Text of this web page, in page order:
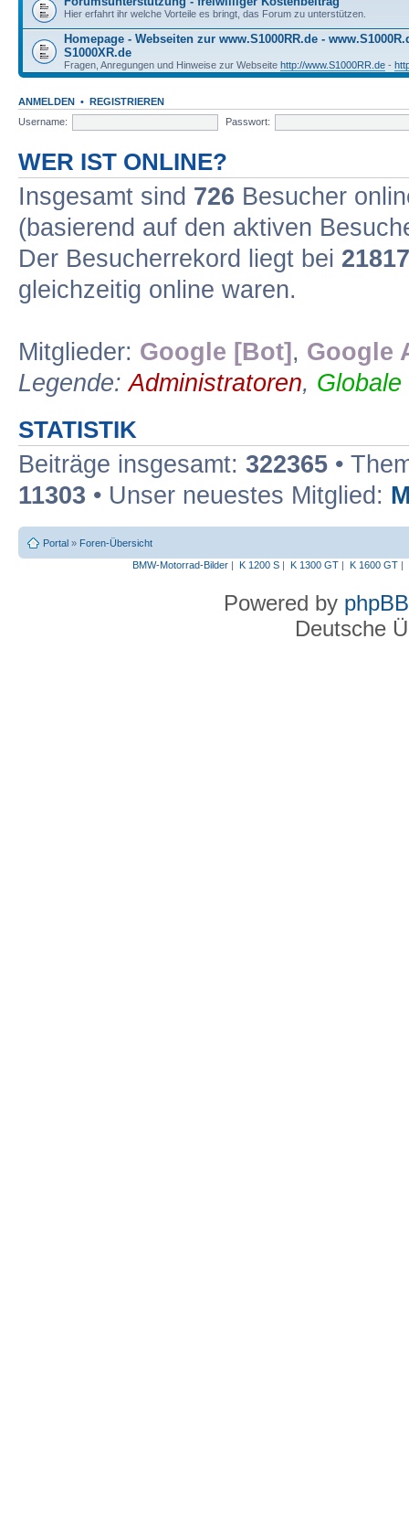
Hier erfahrt ihr welche Vorteile es bringt, das Forum zu unterstützen.
Homepage - Webseiten zur www.S1000RR.de -
S1000XR.de
Fragen, Anregungen und Hinweise zur Webseite http://www.S1000RR.de -
ANMELDEN • REGISTRIEREN
Username:
Passwort:
WER IST ONLINE?
Insgesamt sind 726 Besucher
(basierend auf den aktiven
Der Besucherrekord liegt bei 21817
gleichzeitig online waren.
Mitglieder: Google [Bot] , Google
Legende:Administratoren,
STATISTIK
Beiträge insgesamt: 322365 •
11303 • Unser neuestes Mitglied:
Portal » Foren-Übersicht
BMW-Motorrad-Bilder| K 1200 S| K 1300 GT| K 1600 GT|
Powered by phpBB
Deutsche